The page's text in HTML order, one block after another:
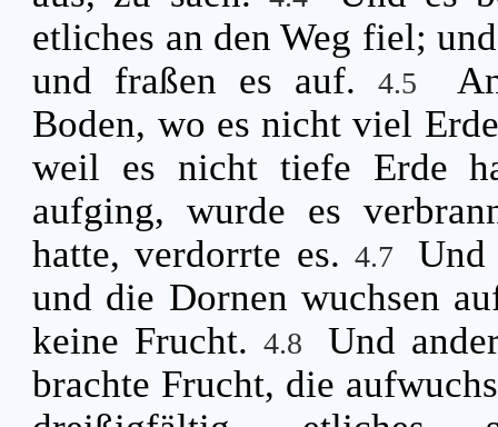
etliches an den Weg fiel;
und fraßen es auf.
4.5
Boden, wo es nicht viel
weil es nicht tiefe Erde
aufging, wurde es
hatte, verdorrte es. 4.7
Und
und die Dornen wuchsen
keine Frucht. 4.8
Und
brachte Frucht, die